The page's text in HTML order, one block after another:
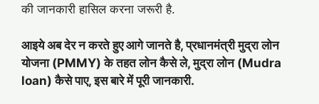
की जानकारी हासिल करना जरूरी है.
आइये अब देर न करते हुए आगे जानते है, प्रधानमंत्री मुद्रा लोन
योजना (PMMY) के तहत लोन कैसे ले, मुद्रा लोन (Mudra
loan) कैसे पाए, इस बारे में पूरी जानकारी.